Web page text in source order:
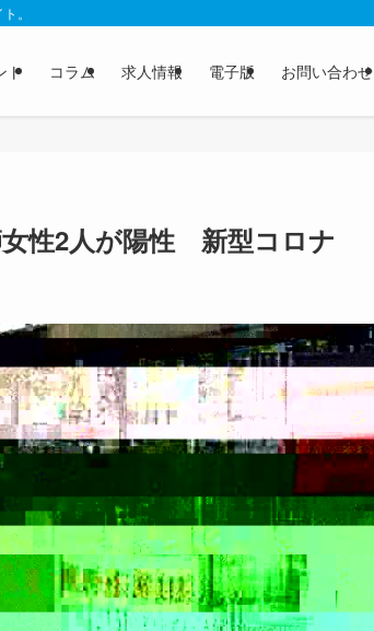
。
ト コラム 求人情報 電子版 お問い合わせ
性2人が陽性 新型コロナ